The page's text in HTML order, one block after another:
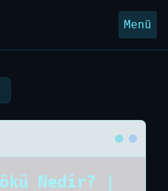
Menü
Nedir? |